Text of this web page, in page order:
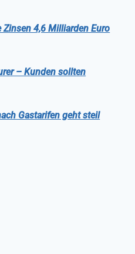
4,6 Milliarden Euro
– Kunden sollten
Gastarifen geht steil